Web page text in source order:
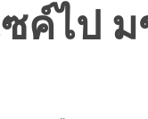
ค์ไป ม